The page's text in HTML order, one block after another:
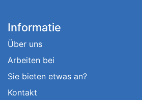
Informatie
Über uns
Arbeiten bei
Sie bieten etwas an?
Kontakt